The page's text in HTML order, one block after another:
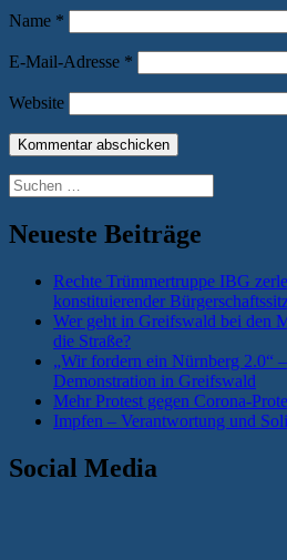
Name *
E-Mail-Adresse *
Website
Suchen
nach:
Neueste Beiträge
Rechte Trümmertruppe IBG
konstituierender
Wer geht in Greifswald bei den
die Straße?
„Wir fordern ein Nürnberg 2.0“
Demonstration in Greifswald
Mehr Protest gegen Corona-
Impfen – Verantwortung und
Social Media